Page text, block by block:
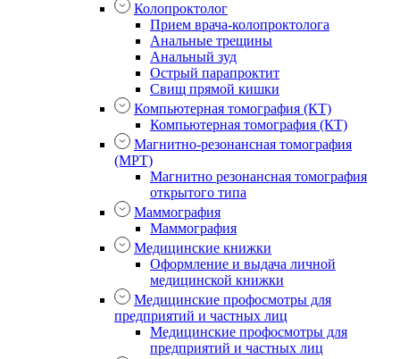
Колопроктолог
Прием врача-колопроктолога
Анальные трещины
Анальный зуд
Острый парапроктит
Свищ прямой кишки
Компьютерная томография (КТ)
Компьютерная томография (КТ)
Магнитно-резонансная томография
(МРТ)
Магнитно резонансная томография
открытого типа
Маммография
Маммография
Медицинские книжки
Оформление и выдача личной
медицинской книжки
Медицинские профосмотры для
предприятий и частных лиц
Медицинские профосмотры для
предприятий и частных лиц